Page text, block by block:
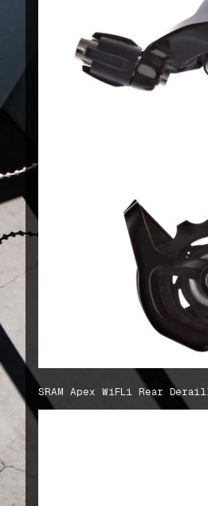
SRAM Apex WiFLi Rear